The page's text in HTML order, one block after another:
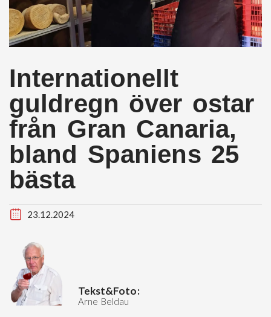
Internationellt
guldregn över ostar
från Gran Canaria,
bland Spaniens 25
bästa
23.12.2024
Tekst&Foto:
Arne Beldau